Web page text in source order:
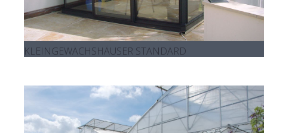
KLEINGEWÄCHSHÄUSER STANDARD